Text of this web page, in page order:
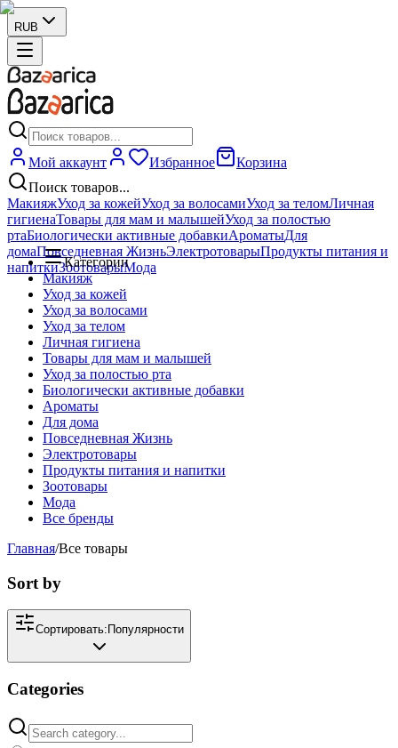
RUB
Мой аккаунт Избранное
Корзина
Поиск товаров...
МакияжУход за кожейУход за волосамиУход за теломЛичная
гигиенаТовары для мам и малышейУход за полостью
ртаБиологически активные добавкиАроматыДля
домаПовседневная ЖизньЭлектротоварыПродукты питания и
напиткиЗоотоварыМода
Категории
Макияж
Уход за кожей
Уход за волосами
Уход за телом
Личная гигиена
Товары для мам и малышей
Уход за полостью рта
Биологически активные добавки
Ароматы
Для дома
Повседневная Жизнь
Электротовары
Продукты питания и напитки
Зоотовары
Мода
Все бренды
Главная/Все товары
Sort by
Сортировать: Популярности
Categories